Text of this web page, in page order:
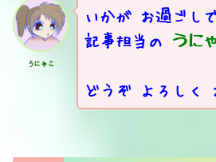
うにゃこ
いかが お過ごし
記事担当の うに
どうぞ よろしく